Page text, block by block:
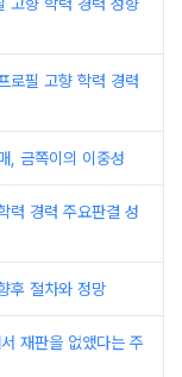
로필 고향 학력 경력
, 금쪽이의 이중성
력 경력 주요판결 성
후 절차와 정망
재판을 없앴다는 주